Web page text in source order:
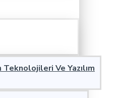
Teknolojileri Ve Yazılım